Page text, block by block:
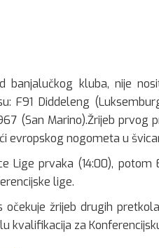
banjalučkog kluba, nije
F91 Diddeleng
(San Marino).Žrijeb
evropskog nogometa u
Lige prvaka (14:00), potom
lige.
očekuje žrijeb drugih
kvalifikacija za